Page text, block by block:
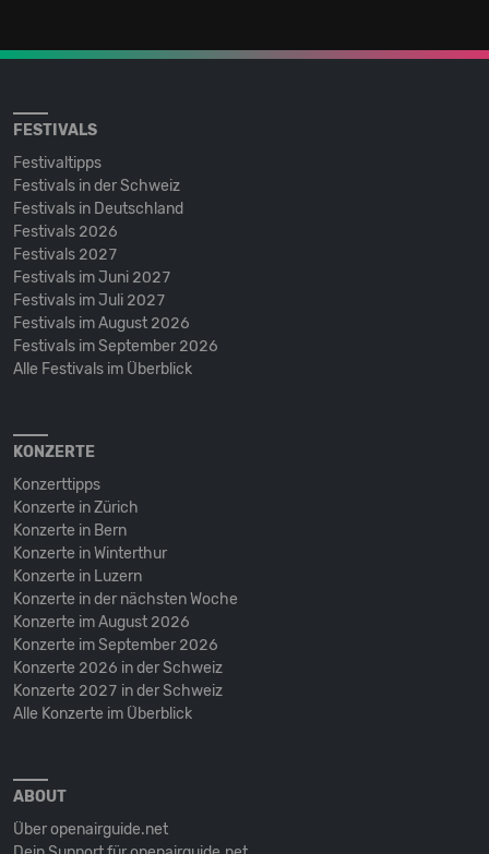
FESTIVALS
Festivaltipps
Festivals in der Schweiz
Festivals in Deutschland
Festivals 2026
Festivals 2027
Festivals im Juni 2027
Festivals im Juli 2027
Festivals im August 2026
Festivals im September 2026
Alle Festivals im Überblick
KONZERTE
Konzerttipps
Konzerte in Zürich
Konzerte in Bern
Konzerte in Winterthur
Konzerte in Luzern
Konzerte in der nächsten Woche
Konzerte im August 2026
Konzerte im September 2026
Konzerte 2026 in der Schweiz
Konzerte 2027 in der Schweiz
Alle Konzerte im Überblick
ABOUT
Über openairguide.net